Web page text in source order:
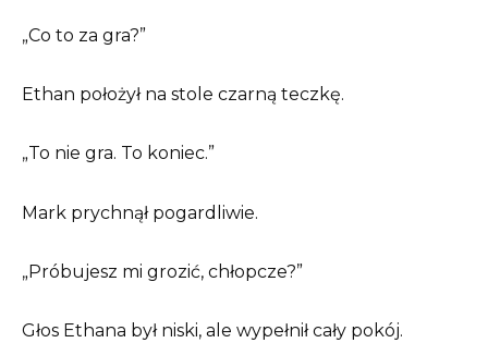
„Co to za gra?”
Ethan położył na stole czarną teczkę.
„To nie gra. To koniec.”
Mark prychnął pogardliwie.
„Próbujesz mi grozić, chłopcze?”
Głos Ethana był niski, ale wypełnił cały pokój.